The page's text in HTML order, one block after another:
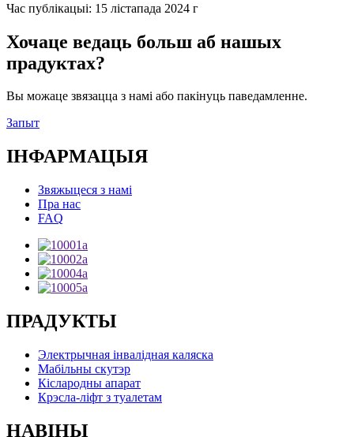
Час публікацыі: 15 лістапада 2024 г
Хочаце ведаць больш аб нашых
прадуктах?
Вы можаце звязацца з намі або пакінуць паведамленне.
Запыт
ІНФАРМАЦЫЯ
Звяжыцеся з намі
Пра нас
FAQ
ПРАДУКТЫ
Электрычная інвалідная каляска
Мабільны скутэр
Кіслародны апарат
Крэсла-ліфт з туалетам
НАВІНЫ